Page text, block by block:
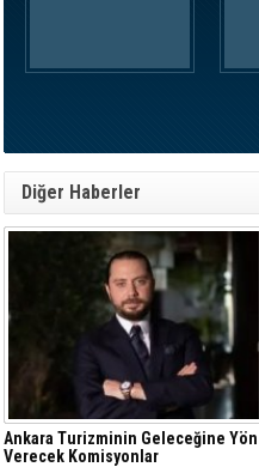
Diğer Haberler
Ankara Turizminin Geleceğine Yön
Verecek Komisyonlar